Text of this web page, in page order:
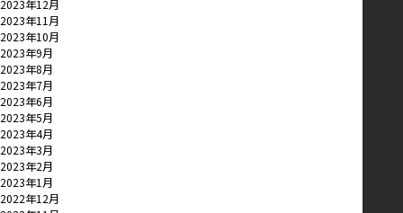
2023年12月
2023年11月
2023年10月
2023年9月
2023年8月
2023年7月
2023年6月
2023年5月
2023年4月
2023年3月
2023年2月
2023年1月
2022年12月